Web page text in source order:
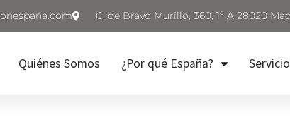
C. de Bravo Murillo, 360, 1º A 28020
Quiénes Somos ¿Por qué España?